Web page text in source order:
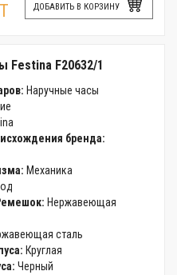
ДОБАВИТЬ В КОРЗИНУ
Festina F20632/1
Наручные часы
бренда:
Механика
Нержавеющая
сталь
Круглая
Черный